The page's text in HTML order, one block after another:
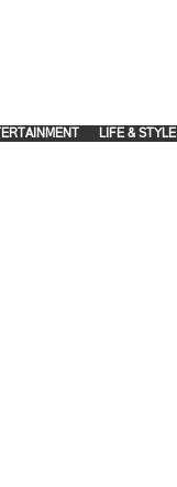
LIFE & STYLE